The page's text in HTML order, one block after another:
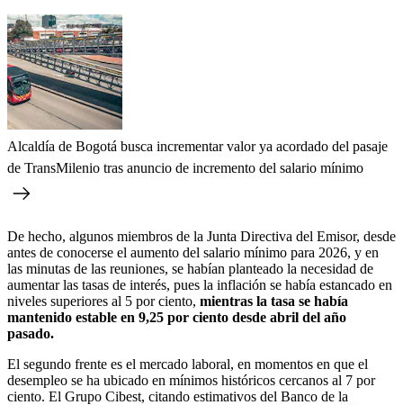
Alcaldía de Bogotá busca incrementar valor ya acordado del pasaje
de TransMilenio tras anuncio de incremento del salario mínimo
De hecho, algunos miembros de la Junta Directiva del Emisor, desde
antes de conocerse el aumento del salario mínimo para 2026, y en
las minutas de las reuniones, se habían planteado la necesidad de
aumentar las tasas de interés, pues la inflación se había estancado en
niveles superiores al 5 por ciento, mientras la tasa se había
mantenido estable en 9,25 por ciento desde abril del año
pasado.
El segundo frente es el mercado laboral, en momentos en que el
desempleo se ha ubicado en mínimos históricos cercanos al 7 por
ciento. El Grupo Cibest, citando estimativos del Banco de la